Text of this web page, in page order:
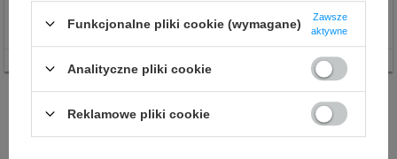
Funkcjonalne pliki cookie (wymagane)
Zawsze
aktywne
Analityczne pliki cookie
Reklamowe pliki cookie